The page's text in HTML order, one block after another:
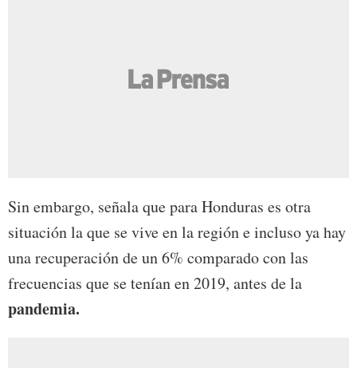
Sin embargo, señala que para Honduras es otra
situación la que se vive en la región e incluso ya hay
una recuperación de un 6% comparado con las
frecuencias que se tenían en 2019, antes de la
pandemia.